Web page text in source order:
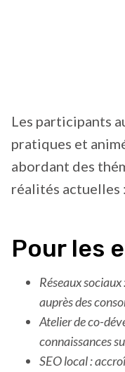
Les participants
pratiques et
abordant des
réalités actuelles :
Pour les
Réseaux
auprès des
Atelier de co-
connaissances
SEO local :